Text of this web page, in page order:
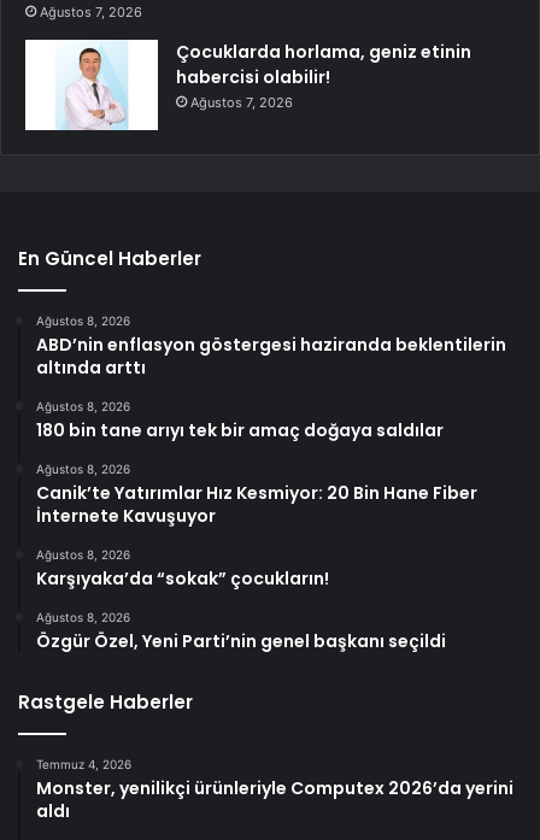
Ağustos 7, 2026
Çocuklarda horlama, geniz etinin
habercisi olabilir!
Ağustos 7, 2026
En Güncel Haberler
Ağustos 8, 2026
ABD’nin enflasyon göstergesi haziranda beklentilerin
altında arttı
Ağustos 8, 2026
180 bin tane arıyı tek bir amaç doğaya saldılar
Ağustos 8, 2026
Canik’te Yatırımlar Hız Kesmiyor: 20 Bin Hane Fiber
İnternete Kavuşuyor
Ağustos 8, 2026
Karşıyaka’da “sokak” çocukların!
Ağustos 8, 2026
Özgür Özel, Yeni Parti’nin genel başkanı seçildi
Rastgele Haberler
Temmuz 4, 2026
Monster, yenilikçi ürünleriyle Computex 2026’da yerini
aldı